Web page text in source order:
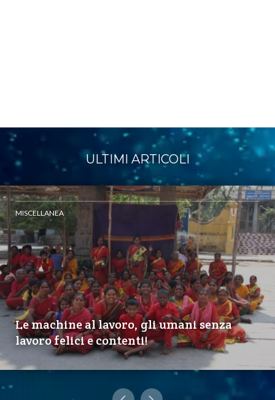
ULTIMI ARTICOLI
MISCELLANEA
Le machine al lavoro, gli umani senza
lavoro felici e contenti!